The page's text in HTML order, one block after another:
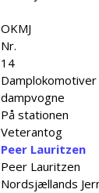
OKMJ
Nr.
14
dampvogne
På stationen
Veterantog
Peer Lauritzen
Peer Lauritzen
Nordsjællands